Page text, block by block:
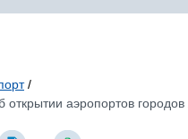
/
аэропортов